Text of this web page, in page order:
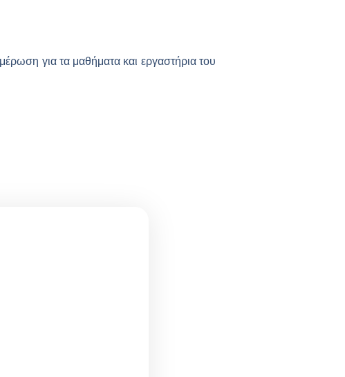
για τα μαθήματα και εργαστήρια του